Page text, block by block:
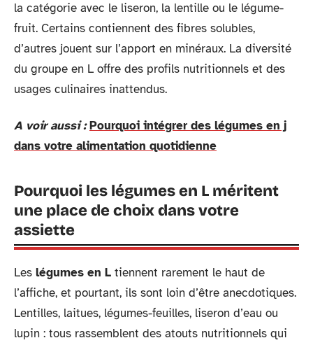
la catégorie avec le liseron, la lentille ou le légume-
fruit. Certains contiennent des fibres solubles,
d’autres jouent sur l’apport en minéraux. La diversité
du groupe en L offre des profils nutritionnels et des
usages culinaires inattendus.
A voir aussi : Pourquoi intégrer des légumes en j
dans votre alimentation quotidienne
Pourquoi les légumes en L méritent
une place de choix dans votre
assiette
Les légumes en L tiennent rarement le haut de
l’affiche, et pourtant, ils sont loin d’être anecdotiques.
Lentilles, laitues, légumes-feuilles, liseron d’eau ou
lupin : tous rassemblent des atouts nutritionnels qui